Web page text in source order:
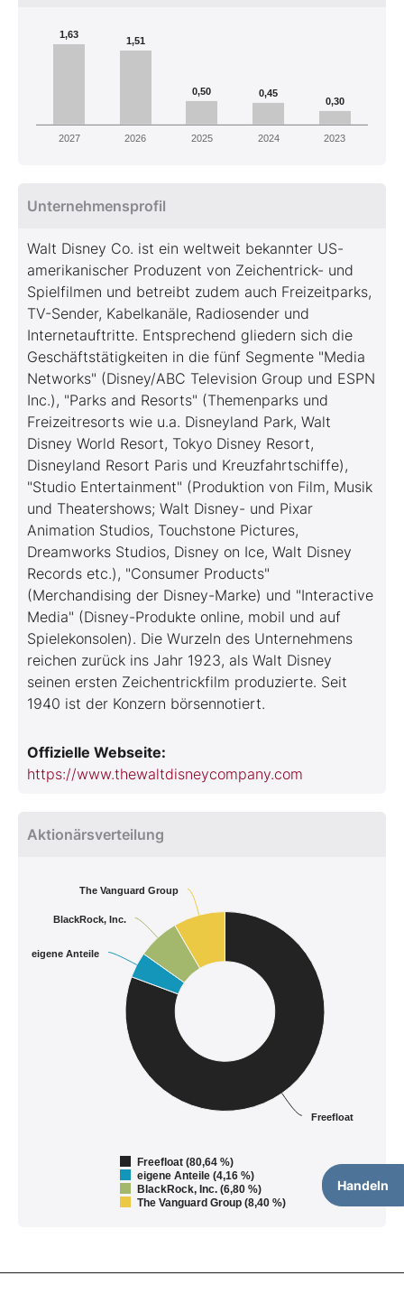
Handeln
1,63
1,51
0,50 0,45
0,30
2027 2026 2025 2024 2023
Unternehmensprofil
Walt Disney Co. ist ein weltweit bekannter US-
amerikanischer Produzent von Zeichentrick- und
Spielfilmen und betreibt zudem auch Freizeitparks,
TV-Sender, Kabelkanäle, Radiosender und
Internetauftritte. Entsprechend gliedern sich die
Geschäftstätigkeiten in die fünf Segmente "Media
Networks" (Disney/ABC Television Group und ESPN
Inc.), "Parks and Resorts" (Themenparks und
Freizeitresorts wie u.a. Disneyland Park, Walt
Disney World Resort, Tokyo Disney Resort,
Disneyland Resort Paris und Kreuzfahrtschiffe),
"Studio Entertainment" (Produktion von Film, Musik
und Theatershows; Walt Disney- und Pixar
Animation Studios, Touchstone Pictures,
Dreamworks Studios, Disney on Ice, Walt Disney
Records etc.), "Consumer Products"
(Merchandising der Disney-Marke) und "Interactive
Media" (Disney-Produkte online, mobil und auf
Spielekonsolen). Die Wurzeln des Unternehmens
reichen zurück ins Jahr 1923, als Walt Disney
seinen ersten Zeichentrickfilm produzierte. Seit
1940 ist der Konzern börsennotiert.
Offizielle Webseite:
https://www.thewaltdisneycompany.com
Aktionärsverteilung
Freefloat
eigene Anteile
BlackRock, Inc.
The Vanguard Group
Freefloat (80,64 %)
eigene Anteile (4,16 %)
BlackRock, Inc. (6,80 %)
The Vanguard Group (8,40 %)